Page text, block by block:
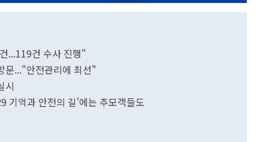
...119건 수사 진행"
문..."안전관리에 최선"
시
기억과 안전의 길'에는 추모객들도